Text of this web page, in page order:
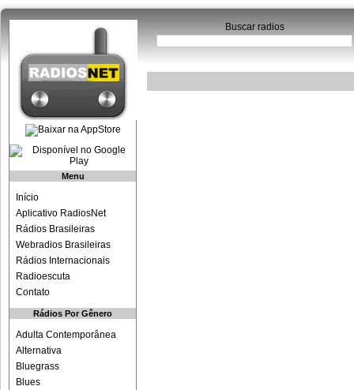
Buscar radios
Menu
Início
Aplicativo RadiosNet
Rádios Brasileiras
Webradios Brasileiras
Rádios Internacionais
Radioescuta
Contato
Rádios Por Gênero
Adulta Contemporânea
Alternativa
Bluegrass
Blues